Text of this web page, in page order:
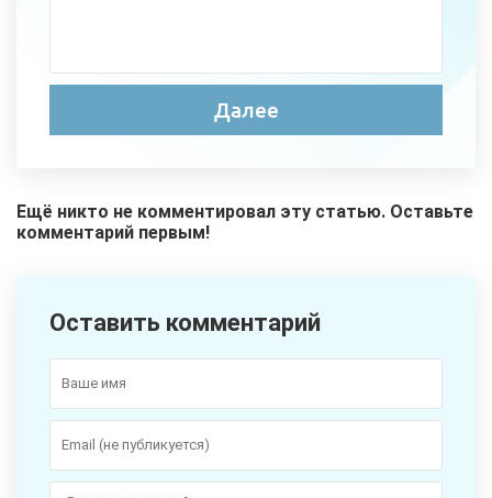
Ещё никто не комментировал эту статью. Оставьте
комментарий первым!
Оставить комментарий